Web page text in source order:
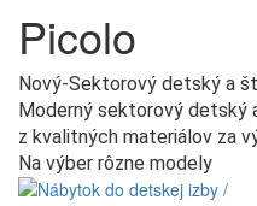
Picolo
Nový-Sektorový detský a
Moderný sektorový detský
z kvalitných materiálov za
Na výber rôzne modely